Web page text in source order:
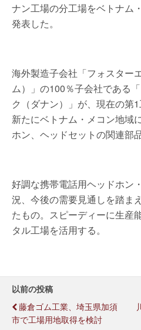
ナン工場の分工場をベトナム
発表した。
海外製造子会社「フォスター
ム）」の100％子会社である
ク（ダナン）」が、現在の第1
新たにベトナム・メコン地域
ホン、ヘッドセットの関連部
好調な携帯電話用ヘッドホン
況、今後の需要見通しを踏ま
たもの。スピーディーに生産
タル工場を活用する。
以前の投稿
藤倉ゴム工業、埼玉県加須
市で工場用地取得を検討